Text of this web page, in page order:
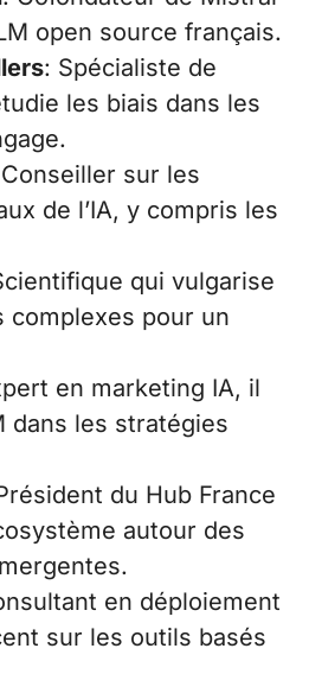
open source français.
: Spécialiste de
les biais dans les
sur les
de l’IA, y compris les
qui vulgarise
complexes pour un
en marketing IA, il
dans les stratégies
du Hub France
autour des
en déploiement
sur les outils basés